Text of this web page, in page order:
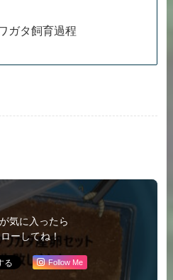
ガタ飼育過程
気に入ったら
ーしてね！
Follow Me